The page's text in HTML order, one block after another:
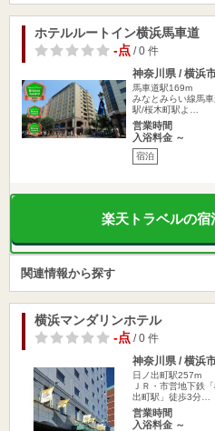
ホテルルートイン横浜馬車道
-点/ 0 件
神奈川県 / 横浜
馬車道駅169m
みなとみらい線馬
駅/桜木町駅よ…
営業時間
入浴料金 ～
宿泊
楽天トラベルの宿
関連情報から探す
横浜マンダリンホテル
-点/ 0 件
神奈川県 / 横浜
日ノ出町駅257m
ＪＲ・市営地下鉄
出町駅」徒歩3分…
営業時間
入浴料金 ～